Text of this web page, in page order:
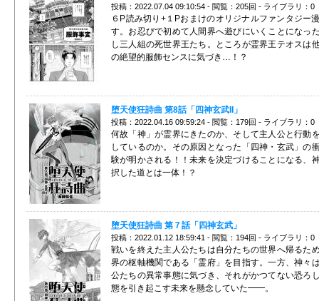
投稿：2022.07.04 09:10:54 - 閲覧：205回 - ライブラリ：0
６P読み切り+１Pおまけのオリジナルファンタジー
す。お忍びで初めて人間界へ遊びにいくことになっ
し三人組の死世界王たち。ところが霊界王テオスは
の絶望的服飾センスに気づき…！？
堕天使狂詩曲 第8話「四神玄武II」
投稿：2022.04.16 09:59:24 - 閲覧：179回 - ライブラリ：0
何故「神」が霊界にきたのか、そして主人公と行動
しているのか。その原因となった「四神・玄武」の
験が明かされる！！未来を決定づけることになる、
択した道とは一体！？
堕天使狂詩曲 第７話「四神玄武」
投稿：2022.01.12 18:59:41 - 閲覧：194回 - ライブラリ：0
戦いを終えた主人公たちは自分たちの世界へ帰るた
界の枢軸機関である「霊府」を目指す。一方、神々
公たちの異常事態に気づき、それがかつてない恐ろ
態を引き起こす未来を懸念していた━━。